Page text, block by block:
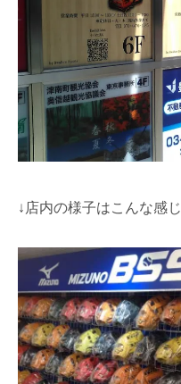
↓店内の様子はこんな感じ